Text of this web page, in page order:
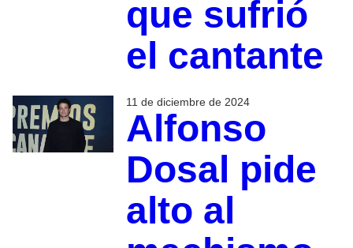
que sufrió
el cantante
11 de diciembre de 2024
Alfonso
Dosal pide
alto al